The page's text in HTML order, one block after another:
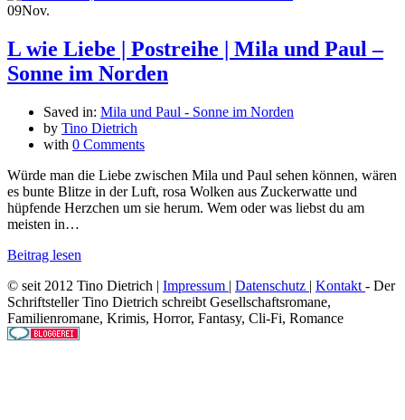
09Nov.
L wie Liebe | Postreihe | Mila und Paul –
Sonne im Norden
Saved in: Mila und Paul - Sonne im Norden
by Tino Dietrich
with 0 Comments
Würde man die Liebe zwischen Mila und Paul sehen können, wären
es bunte Blitze in der Luft, rosa Wolken aus Zuckerwatte und
hüpfende Herzchen um sie herum. Wem oder was liebst du am
meisten in…
Beitrag lesen
© seit 2012 Tino Dietrich | Impressum | Datenschutz | Kontakt - Der
Schriftsteller Tino Dietrich schreibt Gesellschaftsromane,
Familienromane, Krimis, Horror, Fantasy, Cli-Fi, Romance